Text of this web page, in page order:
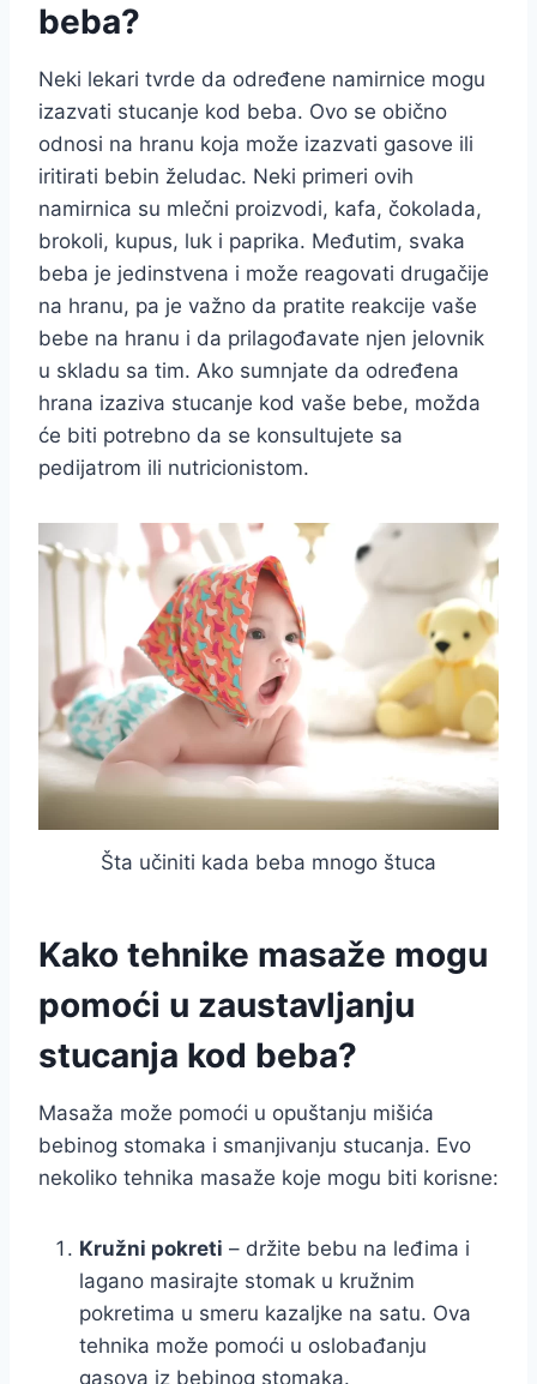
beba?
Neki lekari tvrde da određene namirnice mogu
izazvati stucanje kod beba. Ovo se obično
odnosi na hranu koja može izazvati gasove ili
iritirati bebin želudac. Neki primeri ovih
namirnica su mlečni proizvodi, kafa, čokolada,
brokoli, kupus, luk i paprika. Međutim, svaka
beba je jedinstvena i može reagovati drugačije
na hranu, pa je važno da pratite reakcije vaše
bebe na hranu i da prilagođavate njen jelovnik
u skladu sa tim. Ako sumnjate da određena
hrana izaziva stucanje kod vaše bebe, možda
će biti potrebno da se konsultujete sa
pedijatrom ili nutricionistom.
Šta učiniti kada beba mnogo štuca
Kako tehnike masaže mogu
pomoći u zaustavljanju
stucanja kod beba?
Masaža može pomoći u opuštanju mišića
bebinog stomaka i smanjivanju stucanja. Evo
nekoliko tehnika masaže koje mogu biti korisne:
Kružni pokreti – držite bebu na leđima i
lagano masirajte stomak u kružnim
pokretima u smeru kazaljke na satu. Ova
tehnika može pomoći u oslobađanju
gasova iz bebinog stomaka.